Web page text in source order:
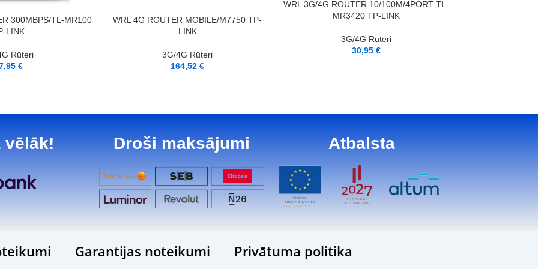
300MBPS/TL-MR100
LINK
Rūteri
€
PIEVIENOT GROZAM
WRL 4G ROUTER MOBILE/M7750 TP-
LINK
3G/4G Rūteri
164,52 €
PIEVIENOT GROZAM
WRL 3G/4G ROUTER 10/100M/4PORT TL-
MR3420 TP-LINK
3G/4G Rūteri
30,95 €
vēlāk! Droši maksājumi Atbalsta
Garantijas noteikumi Privātuma politika